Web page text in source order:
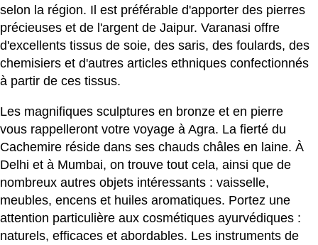
selon la région. Il est préférable d'apporter des pierres
précieuses et de l'argent de Jaipur. Varanasi offre
d'excellents tissus de soie, des saris, des foulards, des
chemisiers et d'autres articles ethniques confectionnés
à partir de ces tissus.
Les magnifiques sculptures en bronze et en pierre
vous rappelleront votre voyage à Agra. La fierté du
Cachemire réside dans ses chauds châles en laine. À
Delhi et à Mumbai, on trouve tout cela, ainsi que de
nombreux autres objets intéressants : vaisselle,
meubles, encens et huiles aromatiques. Portez une
attention particulière aux cosmétiques ayurvédiques :
naturels, efficaces et abordables. Les instruments de